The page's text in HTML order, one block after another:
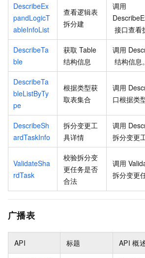
DescribeEx
pandLogicT
ableInfoList
查看逻辑表
拆分建
调用
接口查看
DescribeTa
ble
获取 Table
结构信息
调用
结构信息。
DescribeTa
bleListByTy
pe
根据类型获
取表集合
调用
口根据类
DescribeSh
ardTaskInfo
拆分变更工
具详情
调用
拆分变更
ValidateSha
rdTask
校验拆分变
更任务是否
合法
调用
拆分变更
广播表
API 标题 API 概